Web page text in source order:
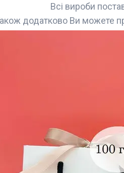
Всі вироби
додатково Ви можете